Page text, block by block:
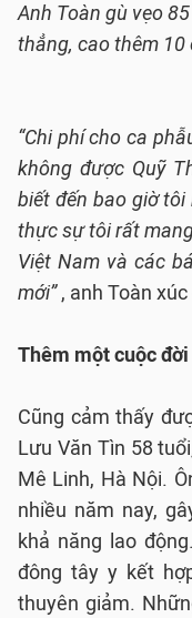
Anh Toàn gù vẹo
thẳng, cao thêm 10
“Chi phí cho ca
không được Quỹ
biết đến bao giờ
thực sự tôi rất
Việt Nam và các
mới”, anh Toàn
Thêm một cuộc
Cũng cảm thấy
Lưu Văn Tìn 58
Mê Linh, Hà Nội.
nhiều năm nay,
khả năng lao
đông tây y kết
thuyên giảm.